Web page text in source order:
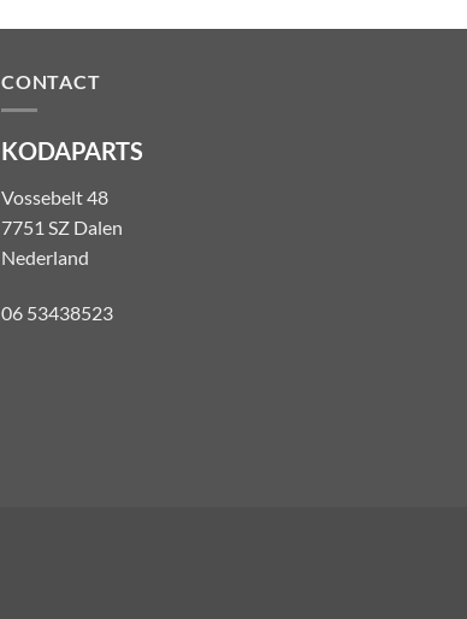
CONTACT
KODAPARTS
Vossebelt 48
7751 SZ Dalen
Nederland
06 53438523